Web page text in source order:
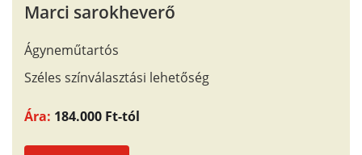
Marci sarokheverő
Ágyneműtartós
Széles színválasztási lehetőség
Ára: 184.000 Ft-tól